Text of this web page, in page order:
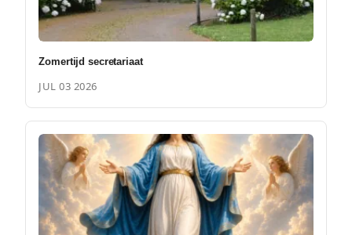
Zomertijd secretariaat
JUL 03 2026